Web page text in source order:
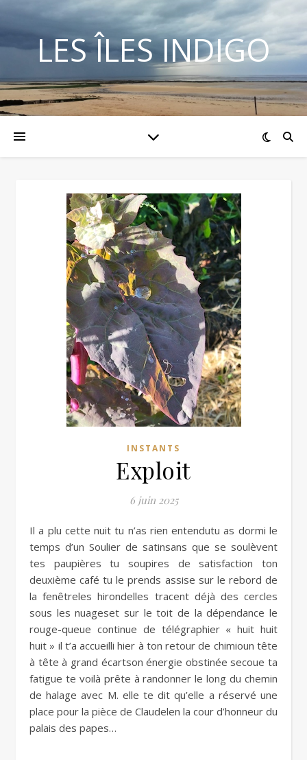
LES ÎLES INDIGO
INSTANTS
Exploit
6 juin 2025
Il a plu cette nuit tu n’as rien entendutu as dormi le
temps d’un Soulier de satinsans que se soulèvent
tes paupières tu soupires de satisfaction ton
deuxième café tu le prends assise sur le rebord de
la fenêtreles hirondelles tracent déjà des cercles
sous les nuageset sur le toit de la dépendance le
rouge-queue continue de télégraphier « huit huit
huit » il t’a accueilli hier à ton retour de chimioun tête
à tête à grand écartson énergie obstinée secoue ta
fatigue te voilà prête à randonner le long du chemin
de halage avec M. elle te dit qu’elle a réservé une
place pour la pièce de Claudelen la cour d’honneur du
palais des papes…